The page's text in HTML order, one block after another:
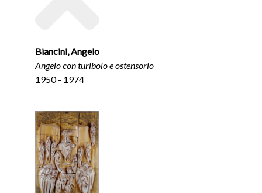
Biancini, Angelo
Angelo con turibolo e ostensorio
1950 - 1974